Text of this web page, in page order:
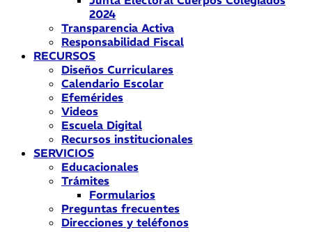
2024
Transparencia Activa
Responsabilidad Fiscal
RECURSOS
Diseños Curriculares
Calendario Escolar
Efemérides
Videos
Escuela Digital
Recursos institucionales
SERVICIOS
Educacionales
Trámites
Formularios
Preguntas frecuentes
Direcciones y teléfonos